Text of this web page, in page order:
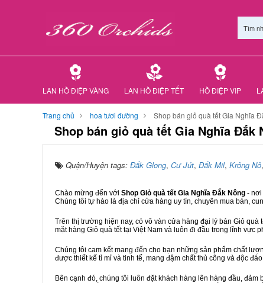
Tìm
LAN HỒ ĐIỆP VÀNG LAN HỒ ĐIỆP TẾT HỒ ĐIỆP VIP
Trang chủ hoa tươi đường Shop bán giỏ quà tết Gia Nghĩa
Shop bán giỏ quà tết Gia Nghĩa Đắk
Quận/Huyện tags: Đắk Glong, Cư Jút, Đắk Mil, Krông Nô,
Chào mừng đến với Shop Giỏ quà tết Gia Nghĩa Đắk Nông - nơi
Chúng tôi tự hào là địa chỉ cửa hàng uy tín, chuyên mua bán,
Trên thị trường hiện nay, có vô vàn cửa hàng đại lý bán Giỏ
mặt hàng Giỏ quà tết tại Việt Nam và luôn đi đầu trong lĩnh vực
Chúng tôi cam kết mang đến cho bạn những sản phẩm chất
được thiết kế tỉ mỉ và tinh tế, mang đậm chất thủ công và độc
Bên cạnh đó, chúng tôi luôn đặt khách hàng lên hàng đầu,